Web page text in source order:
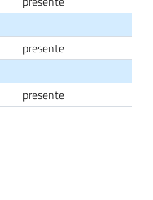
presente
presente